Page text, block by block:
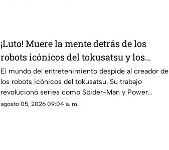
¡Luto! Muere la mente detrás de los
robots icónicos del tokusatsu y los
Power Rangers
El mundo del entretenimiento despide al creador de
los robots icónicos del tokusatsu. Su trabajo
revolucionó series como Spider-Man y Power
Rangers.
agosto 05, 2026 09:04 a. m.